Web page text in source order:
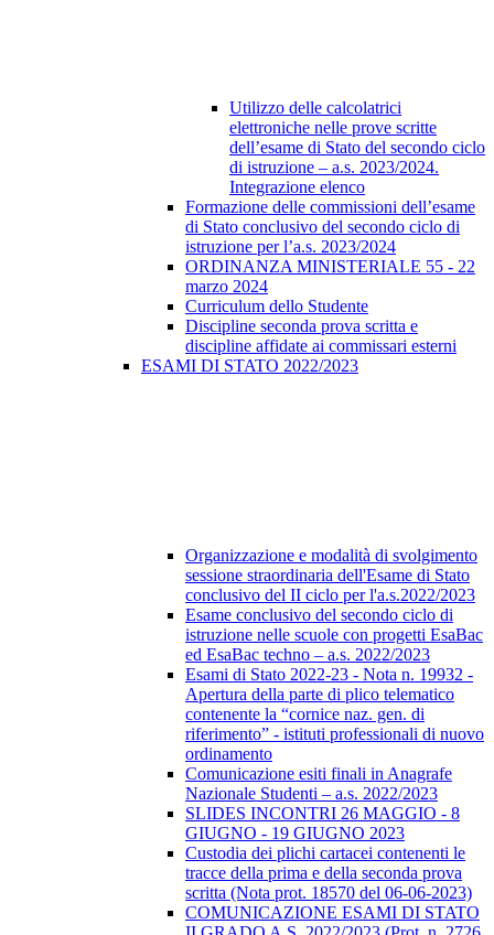
Utilizzo delle calcolatrici
elettroniche nelle prove scritte
dell’esame di Stato del secondo ciclo
di istruzione – a.s. 2023/2024.
Integrazione elenco
Formazione delle commissioni dell’esame
di Stato conclusivo del secondo ciclo di
istruzione per l’a.s. 2023/2024
ORDINANZA MINISTERIALE 55 - 22
marzo 2024
Curriculum dello Studente
Discipline seconda prova scritta e
discipline affidate ai commissari esterni
ESAMI DI STATO 2022/2023
Organizzazione e modalità di svolgimento
sessione straordinaria dell'Esame di Stato
conclusivo del II ciclo per l'a.s.2022/2023
Esame conclusivo del secondo ciclo di
istruzione nelle scuole con progetti EsaBac
ed EsaBac techno – a.s. 2022/2023
Esami di Stato 2022-23 - Nota n. 19932 -
Apertura della parte di plico telematico
contenente la “cornice naz. gen. di
riferimento” - istituti professionali di nuovo
ordinamento
Comunicazione esiti finali in Anagrafe
Nazionale Studenti – a.s. 2022/2023
SLIDES INCONTRI 26 MAGGIO - 8
GIUGNO - 19 GIUGNO 2023
Custodia dei plichi cartacei contenenti le
tracce della prima e della seconda prova
scritta (Nota prot. 18570 del 06-06-2023)
COMUNICAZIONE ESAMI DI STATO